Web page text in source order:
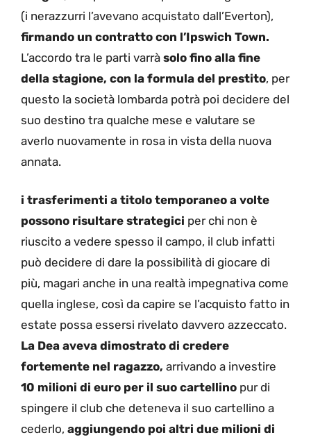
(i nerazzurri l’avevano acquistato dall’Everton),
firmando un contratto con l’Ipswich Town.
L’accordo tra le parti varrà solo fino alla fine
della stagione, con la formula del prestito, per
questo la società lombarda potrà poi decidere del
suo destino tra qualche mese e valutare se
averlo nuovamente in rosa in vista della nuova
annata.
i trasferimenti a titolo temporaneo a volte
possono risultare strategici per chi non è
riuscito a vedere spesso il campo, il club infatti
può decidere di dare la possibilità di giocare di
più, magari anche in una realtà impegnativa come
quella inglese, così da capire se l’acquisto fatto in
estate possa essersi rivelato davvero azzeccato.
La Dea aveva dimostrato di credere
fortemente nel ragazzo, arrivando a investire
10 milioni di euro per il suo cartellino pur di
spingere il club che deteneva il suo cartellino a
cederlo, aggiungendo poi altri due milioni di